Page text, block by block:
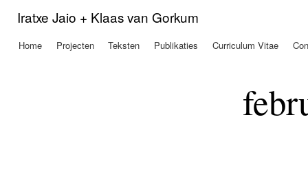
Iratxe Jaio + Klaas van Gorkum
Hoofdmenu
Home Projecten Teksten Publikaties Curriculum Vitae